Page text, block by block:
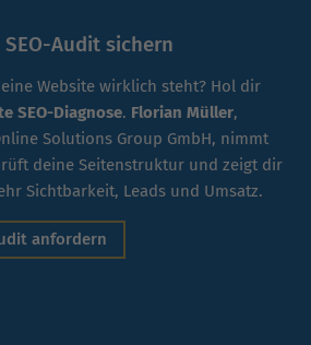
Audit sichern
Website wirklich steht? Hol dir
SEO-Diagnose. Florian Müller,
Solutions Group GmbH, nimmt
deine Seitenstruktur und zeigt dir
Sichtbarkeit, Leads und Umsatz.
anfordern